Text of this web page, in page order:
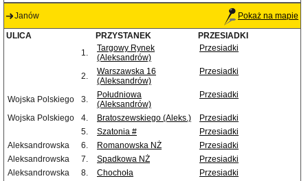
Janów Pokaż na mapie
ULICA PRZYSTANEK
PRZESIADKI
1.
Targowy Rynek
(Aleksandrów)
Przesiadki
2.
Warszawska 16
(Aleksandrów)
Przesiadki
Wojska Polskiego 3.
Południowa
(Aleksandrów)
Przesiadki
Wojska Polskiego 4. Bratoszewskiego (Aleks.)
Przesiadki
5.
Szatonia #
Przesiadki
Aleksandrowska
6. Romanowska NŻ
Przesiadki
Aleksandrowska
7. Spadkowa NŻ
Przesiadki
Aleksandrowska
8. Chochoła
Przesiadki